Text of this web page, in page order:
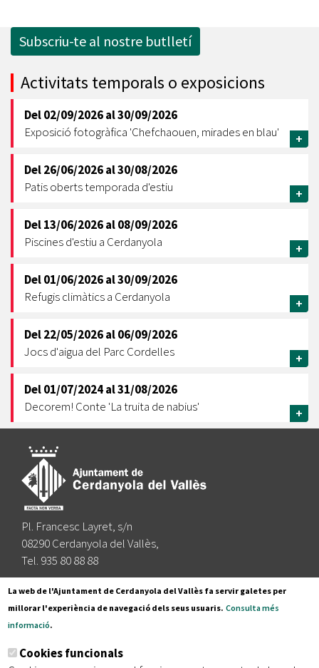
Subscriu-te al nostre butlletí
Activitats temporals o exposicions
Del02/09/2026al30/09/2026
Exposició fotogràfica 'Chefchaouen, mirades en blau'
+
Del26/06/2026al30/08/2026
Patis oberts temporada d'estiu
+
Del13/06/2026al08/09/2026
Piscines d'estiu a Cerdanyola
+
Del01/06/2026al30/09/2026
Refugis climàtics a Cerdanyola
+
Del22/05/2026al06/09/2026
Jocs d'aigua del Parc Cordelles
+
Del01/07/2024al31/08/2026
Decorem! Conte 'La truita de nabius'
+
Pl. Francesc Layret, s/n
08290 Cerdanyola del Vallès,
Tel. 935 80 88 88
Segueix-nos a:
Subscriu-te al nostre butlletí
La web de l'Ajuntament de Cerdanyola del Vallès fa servir galetes per
millorar l'experiència de navegació dels seus usuaris. Consulta més
informació.
Cookies funcionals